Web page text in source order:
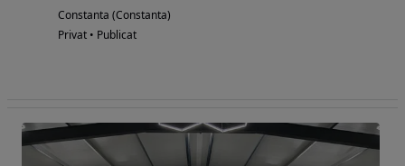
Constanta (Constanta)
Privat • Publicat